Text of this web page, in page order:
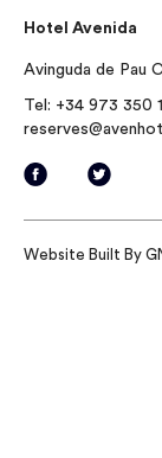
Hotel Avenida
Avinguda de Pau
Tel: +34 973 350
Website Built By